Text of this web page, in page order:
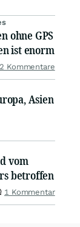
ohne GPS
ist enorm
2 Kommentare
Asien
vom
betroffen
1 Kommentar